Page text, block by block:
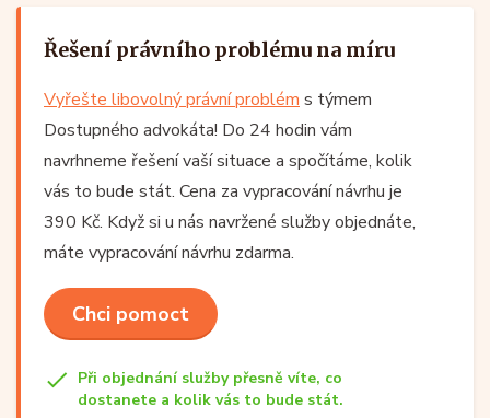
Řešení právního problému na míru
Vyřešte libovolný právní problém s týmem
Dostupného advokáta! Do 24 hodin vám
navrhneme řešení vaší situace a spočítáme, kolik
vás to bude stát. Cena za vypracování návrhu je
390 Kč. Když si u nás navržené služby objednáte,
máte vypracování návrhu zdarma.
Chci pomoct
Při objednání služby přesně víte, co
dostanete a kolik vás to bude stát.